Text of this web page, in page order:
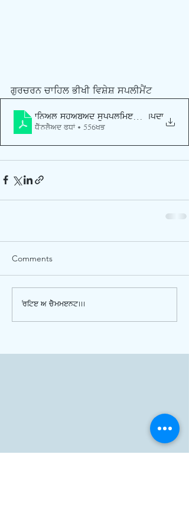
ਗੁਰਚਰਨ ਚਾਹਿਲ ਭੀਖੀ ਵਿਸ਼ੇਸ਼ ਸਪਲੀਮੈਂਟ
final shabad suppliment 25.pdf
Download PDF • 556KB
Comments
Write a comment...